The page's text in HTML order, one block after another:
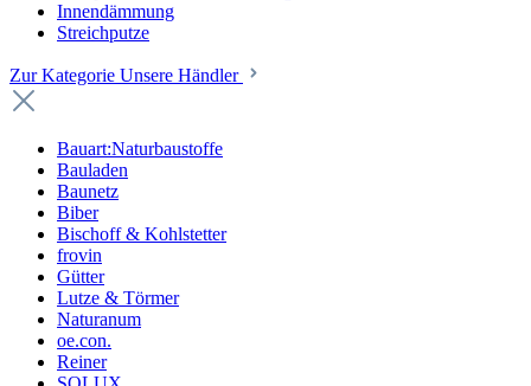
Innendämmung
Streichputze
Zur Kategorie Unsere Händler
Bauart:Naturbaustoffe
Bauladen
Baunetz
Biber
Bischoff & Kohlstetter
frovin
Gütter
Lutze & Törmer
Naturanum
oe.con.
Reiner